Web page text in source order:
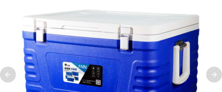
Previous slide